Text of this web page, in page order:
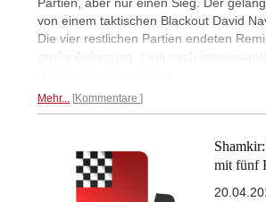
von einem taktischen Blackout David
Die vier restlichen Partien endeten
große Aufregung, zwei nach
Mehr... Kommentare
mit fünf